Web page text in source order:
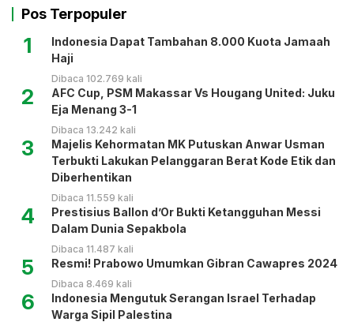
Pos Terpopuler
1
Indonesia Dapat Tambahan 8.000 Kuota Jamaah
Haji
Dibaca 102.769 kali
2
AFC Cup, PSM Makassar Vs Hougang United: Juku
Eja Menang 3-1
Dibaca 13.242 kali
3
Majelis Kehormatan MK Putuskan Anwar Usman
Terbukti Lakukan Pelanggaran Berat Kode Etik dan
Diberhentikan
Dibaca 11.559 kali
4
Prestisius Ballon d’Or Bukti Ketangguhan Messi
Dalam Dunia Sepakbola
Dibaca 11.487 kali
5 Resmi! Prabowo Umumkan Gibran Cawapres 2024
Dibaca 8.469 kali
6
Indonesia Mengutuk Serangan Israel Terhadap
Warga Sipil Palestina